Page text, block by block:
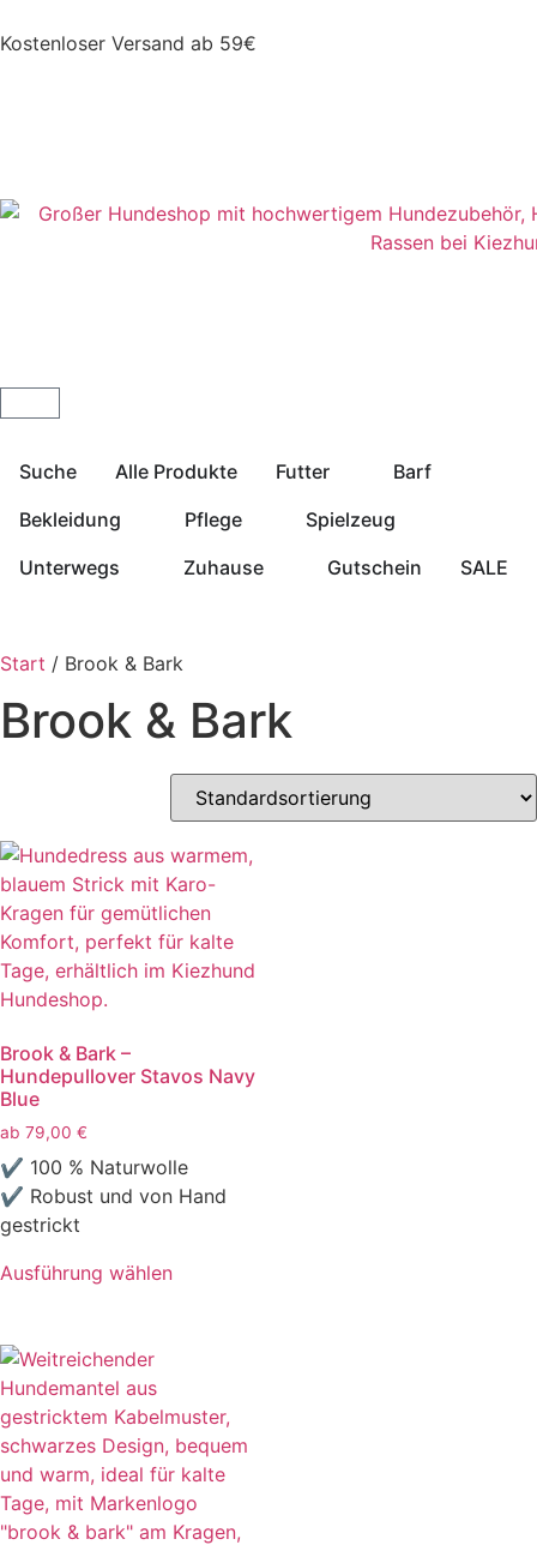
Kostenloser Versand ab 59€
Suche Alle Produkte Futter
Barf
Bekleidung
Pflege
Spielzeug
Unterwegs
Zuhause Gutschein SALE
Start / Brook & Bark
Brook & Bark
Brook & Bark –
Hundepullover Stavos Navy
Blue
ab 79,00 €
✔ 100 % Naturwolle
✔ Robust und von Hand
gestrickt
Ausführung wählen